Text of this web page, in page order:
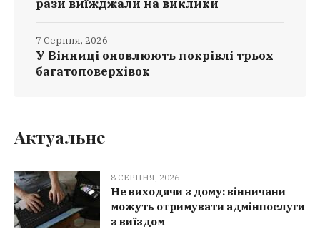
рази виїжджали на виклики
У Вінниці оновлюють покрівлі трьох
багатоповерхівок
7 Серпня, 2026
Актуальне
8 СЕРПНЯ, 2026
Не виходячи з дому: вінничани
можуть отримувати адмінпослуги
з виїздом